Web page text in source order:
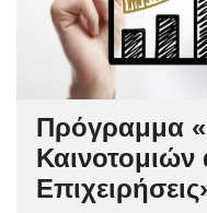
Πρόγραμμα
Καινοτομιών